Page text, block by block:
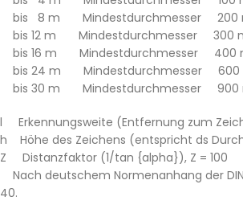
bis 8 m Mindestdurchmesser 200
bis 12 m Mindestdurchmesser 300
bis 16 m Mindestdurchmesser 400
bis 24 m Mindestdurchmesser 600
bis 30 m Mindestdurchmesser 900
l Erkennungsweite (Entfernung zum
h Höhe des Zeichens (entspricht ds
Z Distanzfaktor (1/tan {alpha}), Z = 100
Nach deutschem Normenanhang der
40.